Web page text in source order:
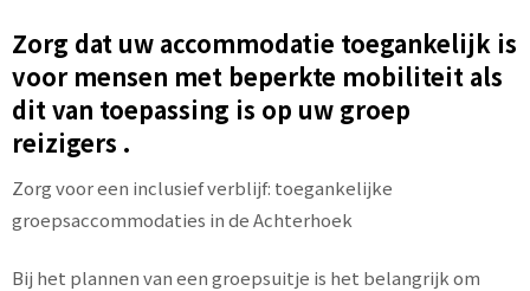
Zorg dat uw accommodatie toegankelijk is
voor mensen met beperkte mobiliteit als
dit van toepassing is op uw groep
reizigers .
Zorg voor een inclusief verblijf: toegankelijke
groepsaccommodaties in de Achterhoek
Bij het plannen van een groepsuitje is het belangrijk om